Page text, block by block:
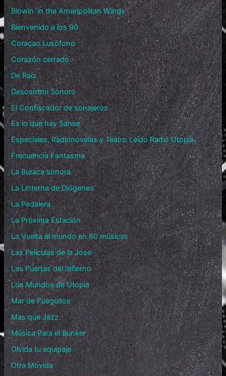
Blowin´in the Ameripolitan Winds
Bienvenido a los 90
Coraçao Lusófono
Corazón cerrado
De Raíz
Descontrol Sonoro
El Confiscador de sonajeros
Es lo que hay Sanse
Especiales, Radionovelas y Teatro Leído Radio Utopía
Frecuencia Fantasma
La Butaca sonora
La Linterna de Diógenes
La Pedalera
La Próxima Estación
La Vuelta al mundo en 80 músicas
Las Películas de la Jose
Las Puertas del Infierno
Los Mundos de Utopía
Mar de Fueguitos
Mas que Jazz
Música Para el Bunker
Olvida tu equipaje
Otra Movida